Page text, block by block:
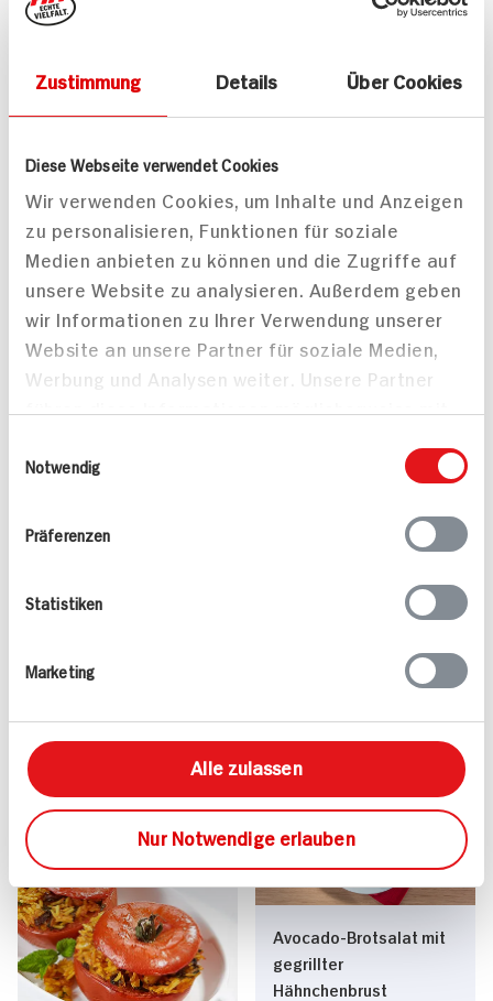
Zustimmung Details Über Cookies
Diese Webseite verwendet Cookies
Wir verwenden Cookies, um Inhalte und Anzeigen
zu personalisieren, Funktionen für soziale
Medien anbieten zu können und die Zugriffe auf
unsere Website zu analysieren. Außerdem geben
wir Informationen zu Ihrer Verwendung unserer
Website an unsere Partner für soziale Medien,
Werbung und Analysen weiter. Unsere Partner
bereitgestellt haben oder die sie im Rahmen
Notwendig
Präferenzen
Statistiken
Marketing
Alle zulassen
Nur Notwendige erlauben
Mittel
Quinoa-Pasta mit
480 kcal p. Portion
232 kcal p. Portion
Avocado-Brotsalat mit
gegrillter
Hähnchenbrust